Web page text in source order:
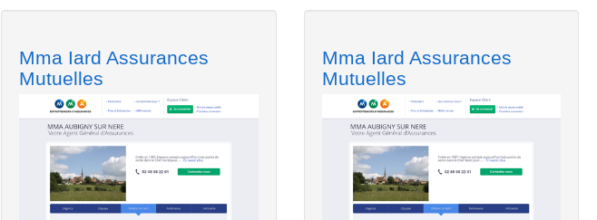
Mma Iard Assurances
Mutuelles
Mma Iard Assurances
Mutuelles